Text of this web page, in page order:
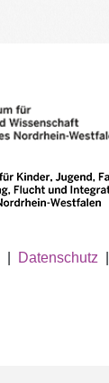
Datenschutz